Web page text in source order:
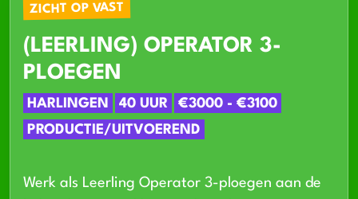
ZICHT OP VAST
(LEERLING) OPERATOR 3-
PLOEGEN
HARLINGEN 40 UUR
€3000 - €3100
PRODUCTIE/UITVOEREND
Werk als Leerling Operator 3-ploegen aan de